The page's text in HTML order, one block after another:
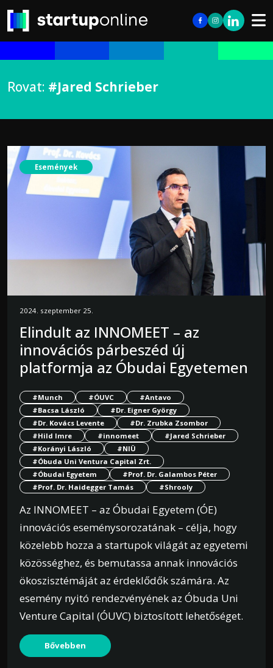
Rovat: #Jared Schrieber
Események
2024. szeptember 25.
Elindult az INNOMEET – az
innovációs párbeszéd új
platformja az Óbudai Egyetemen
#Munch #ÓUVC
#Antavo
#Bacsa László
#Dr. Eigner György
#Dr. Kovács Levente
#Dr. Zrubka Zsombor
#Hild Imre
#innomeet
#Jared Schrieber
#Korányi László
#NIÜ
#Óbuda Uni Ventura Capital Zrt.
#Óbudai Egyetem
#Prof. Dr. Galambos Péter
#Prof. Dr. Haidegger Tamás
#Shrooly
Az INNOMEET – az Óbudai Egyetem (ÓE)
innovációs eseménysorozatának – célja, hogy
közelebb hozza a startupok világát az egyetemi
közösséghez, és bemutassa annak innovációs
ökoszisztémáját az érdeklődők számára. Az
esemény nyitó rendezvényének az Óbuda Uni
Venture Capital (ÓUVC) biztosított lehetőséget.
Bővebben